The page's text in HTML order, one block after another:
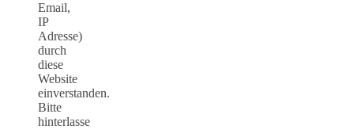
Email,
IP
Adresse)
durch
diese
Website
einverstanden.
Bitte
hinterlasse